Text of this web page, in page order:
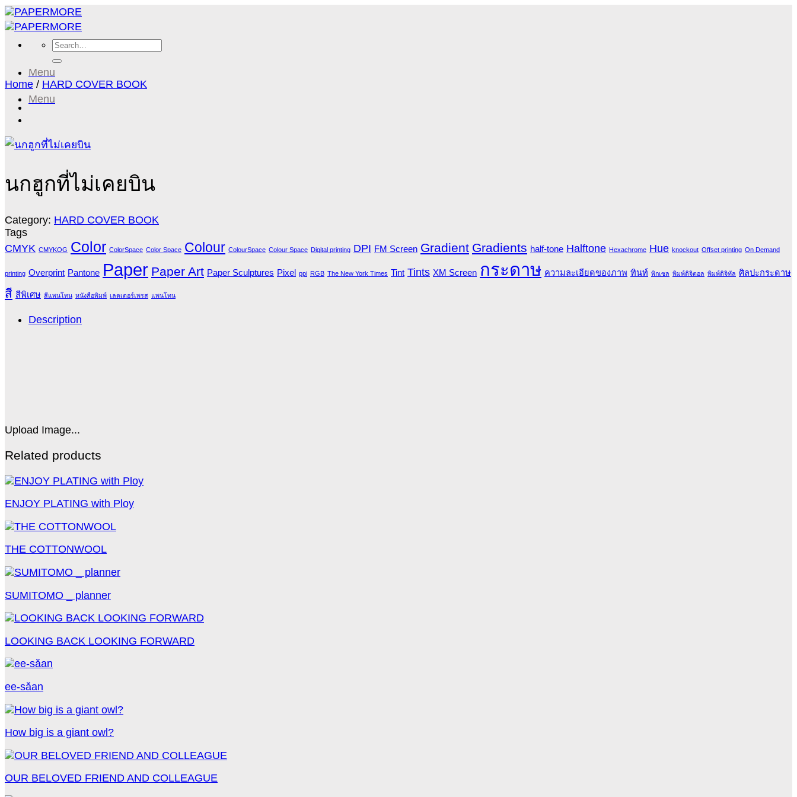
Skip
to
content
Search
Menu
Menu
Home / HARD COVER BOOK
นกฮูกที่ไม่เคยบิน
Category: HARD COVER BOOK
Tags
CMYK CMYKOG Color ColorSpace Color Space Colour ColourSpace Colour Space Digital printing DPI FM Screen Gradient Gradients half-tone Halftone Hexachrome Hue knockout Offset printing On Demand
printing Overprint Pantone Paper Paper Art Paper Sculptures Pixel ppi RGB The New York Times Tint Tints XM Screen กระดาษ ความละเอียดของภาพ ทินท์ พิกเซล พิมพ์ดิจิตอล พิมพ์ดิจิทัล ศิลปะกระดาษ
สี สีพิเศษ สีแพนโทน หนังสือพิมพ์ เลตเตอร์เพรส แพนโทน
Description
Upload Image...
Related products
ENJOY PLATING with Ploy
THE COTTONWOOL
SUMITOMO _ planner
LOOKING BACK LOOKING FORWARD
ee-săan
How big is a giant owl?
OUR BELOVED FRIEND AND COLLEAGUE